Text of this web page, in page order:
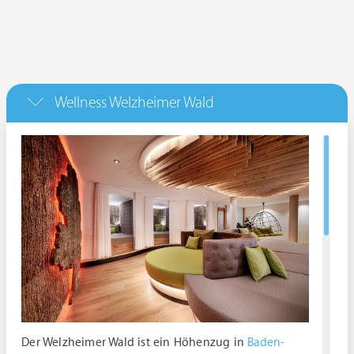
Wellness Welzheimer Wald
Der Welzheimer Wald ist ein Höhenzug in Baden-